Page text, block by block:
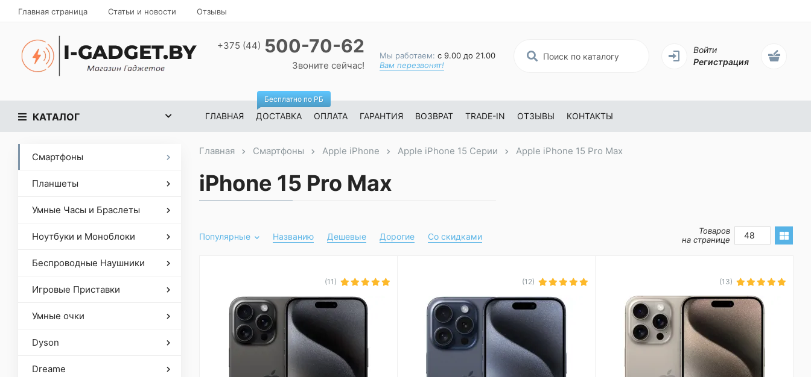
Главная страница Статьи и новости Отзывы
+375 (44) 500-70-62
Звоните сейчас!
Мы работаем: с 9.00 до 21.00
Вам перезвонят!
Войти
Регистрация
КАТАЛОГ ГЛАВНАЯ ДОСТАВКА
Бесплатно по РБ
ОПЛАТА ГАРАНТИЯ ВОЗВРАТ TRADE-IN ОТЗЫВЫ КОНТАКТЫ
Смартфоны
Планшеты
Умные Часы и Браслеты
Ноутбуки и Моноблоки
Беспроводные Наушники
Игровые Приставки
Умные очки
Dyson
Dreame
Главная Смартфоны Apple iPhone Apple iPhone 15 Серии Apple iPhone 15 Pro Max
iPhone 15 Pro Max
Популярные Названию Дешевые Дорогие Со скидками
Товаров
на странице
48
(11) (12) (13)